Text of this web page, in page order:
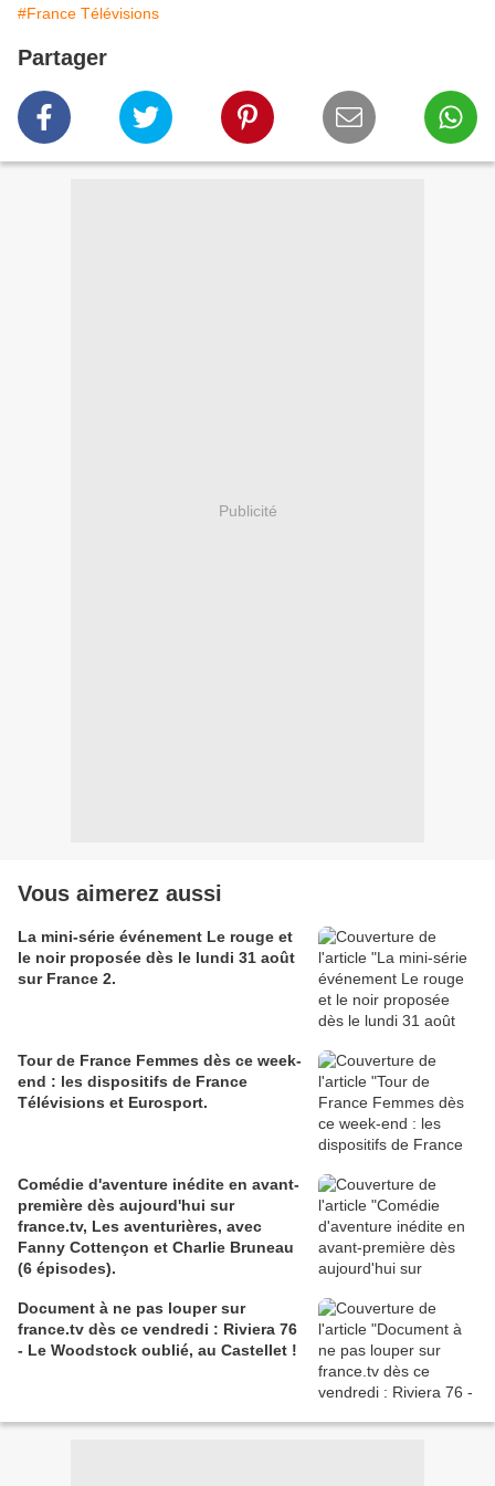
#France Télévisions
Partager
Publicité
Vous aimerez aussi
La mini-série événement Le rouge et
le noir proposée dès le lundi 31 août
sur France 2.
Tour de France Femmes dès ce week-
end : les dispositifs de France
Télévisions et Eurosport.
Comédie d'aventure inédite en avant-
première dès aujourd'hui sur
france.tv, Les aventurières, avec
Fanny Cottençon et Charlie Bruneau
(6 épisodes).
Document à ne pas louper sur
france.tv dès ce vendredi : Riviera 76
- Le Woodstock oublié, au Castellet !